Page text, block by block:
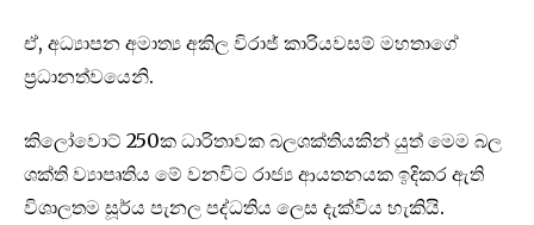
ඒ, අධ්‍යාපන අමාත්‍ය අකිල විරාජ් කාරියවසම් මහතාගේ
ප්‍රධානත්වයෙනි.
කිලෝවොට් 250ක ධාරිතාවක බලශක්තියකින් යුත් මෙම බල
ශක්ති ව්‍යාපෘතිය මේ වනවිට රාජ්‍ය ආයතනයක ඉදිකර ඇති
විශාලතම සූර්ය පැනල පද්ධතිය ලෙස දැක්විය හැකියි.